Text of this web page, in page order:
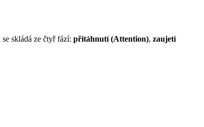
skládá ze čtyř fází: přitáhnutí (Attention), zaujetí